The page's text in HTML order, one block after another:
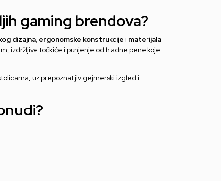
gaming brendova?
dizajna ergonomske konstrukcije i materijala
izdržljive točkiće i punjenje od hladne pene koje
uz prepoznatljiv gejmerski izgled i